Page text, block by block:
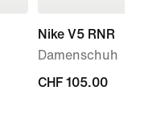
Nike V5 RNR
Damenschuh
CHF 105.00
CHF 105.00